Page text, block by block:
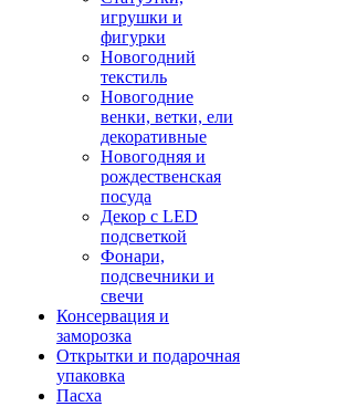
игрушки и
фигурки
Новогодний
текстиль
Новогодние
венки, ветки, ели
декоративные
Новогодняя и
рождественская
посуда
Декор с LED
подсветкой
Фонари,
подсвечники и
свечи
Консервация и
заморозка
Открытки и подарочная
упаковка
Пасха